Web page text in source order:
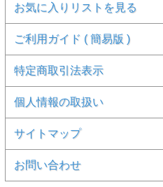
お気に入りリストを見る
ご利用ガイド ( 簡易版 )
特定商取引法表示
個人情報の取扱い
サイトマップ
お問い合わせ